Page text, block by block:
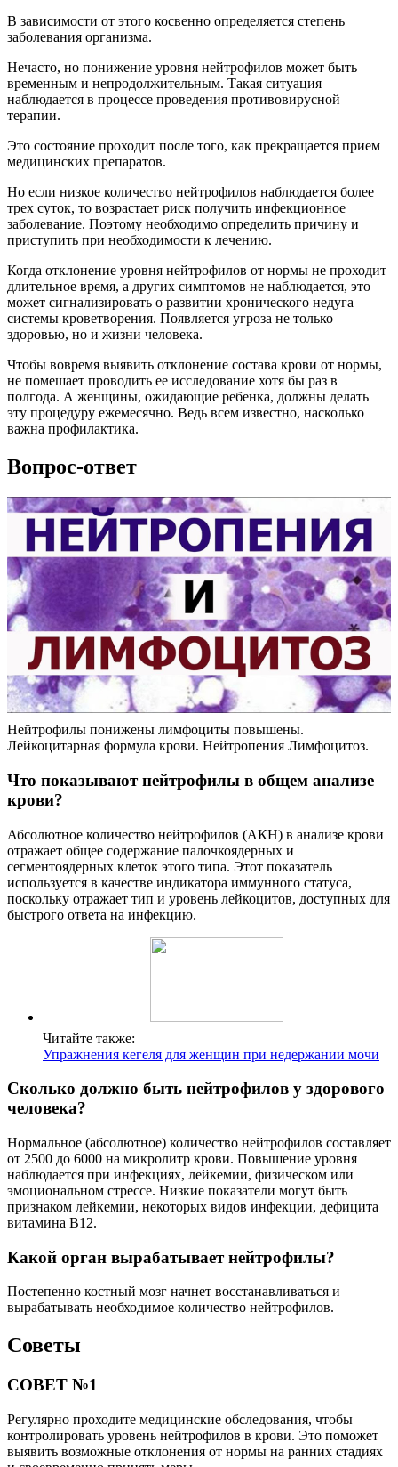
В зависимости от этого косвенно определяется степень
заболевания организма.
Нечасто, но понижение уровня нейтрофилов может быть
временным и непродолжительным. Такая ситуация
наблюдается в процессе проведения противовирусной
терапии.
Это состояние проходит после того, как прекращается прием
медицинских препаратов.
Но если низкое количество нейтрофилов наблюдается более
трех суток, то возрастает риск получить инфекционное
заболевание. Поэтому необходимо определить причину и
приступить при необходимости к лечению.
Когда отклонение уровня нейтрофилов от нормы не проходит
длительное время, а других симптомов не наблюдается, это
может сигнализировать о развитии хронического недуга
системы кроветворения. Появляется угроза не только
здоровью, но и жизни человека.
Чтобы вовремя выявить отклонение состава крови от нормы,
не помешает проводить ее исследование хотя бы раз в
полгода. А женщины, ожидающие ребенка, должны делать
эту процедуру ежемесячно. Ведь всем известно, насколько
важна профилактика.
Вопрос-ответ
Нейтрофилы понижены лимфоциты повышены.
Лейкоцитарная формула крови. Нейтропения Лимфоцитоз.
Что показывают нейтрофилы в общем анализе
крови?
Абсолютное количество нейтрофилов (АКН) в анализе крови
отражает общее содержание палочкоядерных и
сегментоядерных клеток этого типа. Этот показатель
используется в качестве индикатора иммунного статуса,
поскольку отражает тип и уровень лейкоцитов, доступных для
быстрого ответа на инфекцию.
Читайте также:
Упражнения кегеля для женщин при недержании мочи
Сколько должно быть нейтрофилов у здорового
человека?
Нормальное (абсолютное) количество нейтрофилов составляет
от 2500 до 6000 на микролитр крови. Повышение уровня
наблюдается при инфекциях, лейкемии, физическом или
эмоциональном стрессе. Низкие показатели могут быть
признаком лейкемии, некоторых видов инфекции, дефицита
витамина B12.
Какой орган вырабатывает нейтрофилы?
Постепенно костный мозг начнет восстанавливаться и
вырабатывать необходимое количество нейтрофилов.
Советы
СОВЕТ №1
Регулярно проходите медицинские обследования, чтобы
контролировать уровень нейтрофилов в крови. Это поможет
выявить возможные отклонения от нормы на ранних стадиях